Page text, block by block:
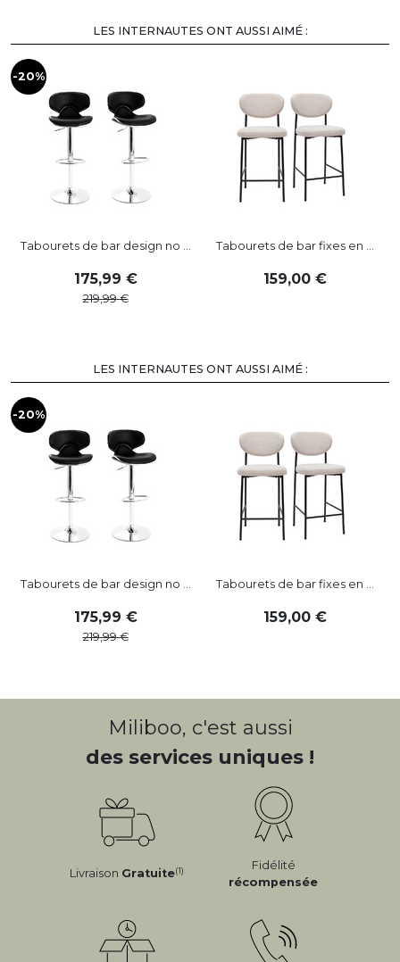
LES INTERNAUTES ONT AUSSI AIMÉ :
-20%
Tabourets de bar design no ...
175,99
219,99
Tabourets de bar fixes en ...
159,00
LES INTERNAUTES ONT AUSSI AIMÉ :
-20%
Tabourets de bar design no ...
175,99
219,99
Tabourets de bar fixes en ...
159,00
Miliboo, c'est aussi
des services uniques !
Livraison Gratuite(1)
Fidélité
récompensée